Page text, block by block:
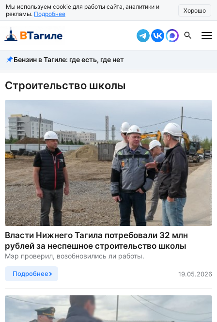
Мы используем cookie для работы сайта, аналитики и
рекламы. Подробнее Хорошо
Все новости
Происшествия
Город
Власть
Жизнь
Экономика
Общество
Рассказать новость
Бензин в Тагиле: где есть, где нет
Строительство школы
Власти Нижнего Тагила потребовали 32 млн
рублей за неспешное строительство школы
Мэр проверил, возобновились ли работы.
Подробнее 19.05.2026